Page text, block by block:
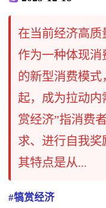
在当前经济高质
作为一种体现
的新型消费模
起，成为拉动内
赏经济”指消费
求、进行自我奖
其特点是从...
#犒赏经济